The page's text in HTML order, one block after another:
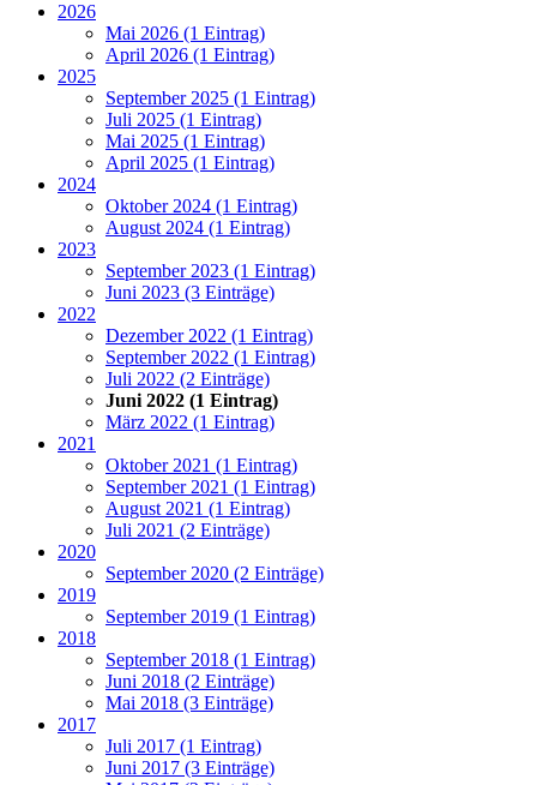
2026
Mai 2026 (1 Eintrag)
April 2026 (1 Eintrag)
2025
September 2025 (1 Eintrag)
Juli 2025 (1 Eintrag)
Mai 2025 (1 Eintrag)
April 2025 (1 Eintrag)
2024
Oktober 2024 (1 Eintrag)
August 2024 (1 Eintrag)
2023
September 2023 (1 Eintrag)
Juni 2023 (3 Einträge)
2022
Dezember 2022 (1 Eintrag)
September 2022 (1 Eintrag)
Juli 2022 (2 Einträge)
Juni 2022 (1 Eintrag)
März 2022 (1 Eintrag)
2021
Oktober 2021 (1 Eintrag)
September 2021 (1 Eintrag)
August 2021 (1 Eintrag)
Juli 2021 (2 Einträge)
2020
September 2020 (2 Einträge)
2019
September 2019 (1 Eintrag)
2018
September 2018 (1 Eintrag)
Juni 2018 (2 Einträge)
Mai 2018 (3 Einträge)
2017
Juli 2017 (1 Eintrag)
Juni 2017 (3 Einträge)